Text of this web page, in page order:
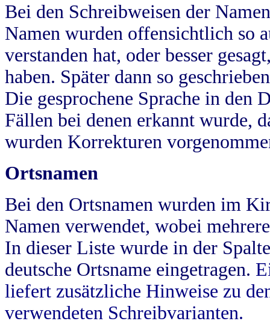
Bei den Schreibweisen der
Namen wurden offensichtlich so
verstanden hat, oder besser
haben. Später dann so
Die gesprochene Sprache in
Fällen bei denen erkannt wurde,
wurden Korrekturen
Ortsnamen
Bei den Ortsnamen wurden im
Namen verwendet, wobei
In dieser Liste wurde in der
deutsche Ortsname eingetragen.
liefert zusätzliche Hinweise zu
verwendeten Schreibvarianten.